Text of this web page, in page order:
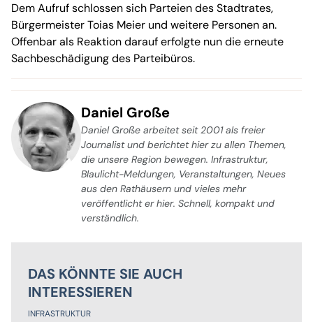
Dem Aufruf schlossen sich Parteien des Stadtrates,
Bürgermeister Toias Meier und weitere Personen an.
Offenbar als Reaktion darauf erfolgte nun die erneute
Sachbeschädigung des Parteibüros.
Daniel Große
Daniel Große arbeitet seit 2001 als freier
Journalist und berichtet hier zu allen Themen,
die unsere Region bewegen. Infrastruktur,
Blaulicht-Meldungen, Veranstaltungen, Neues
aus den Rathäusern und vieles mehr
veröffentlicht er hier. Schnell, kompakt und
verständlich.
DAS KÖNNTE SIE AUCH
INTERESSIEREN
INFRASTRUKTUR